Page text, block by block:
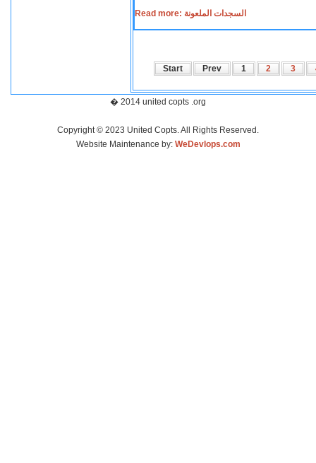
Read more: السجدات الملعونة
Start Prev 1 2 3
� 2014 united copts .org
Copyright © 2023 United Copts. All Rights Reserved.
Website Maintenance by: WeDevlops.com